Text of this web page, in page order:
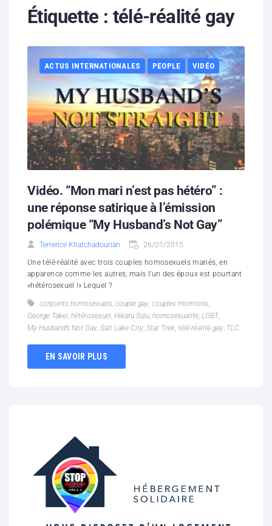
Contenus litigieux
Boutique
Contacts
Hébergement solidaire
Étiquette : télé-réalité gay
ACTUS INTERNATIONALES PEOPLE VIDÉO
Vidéo. “Mon mari n’est pas hétéro” :
une réponse satirique à l’émission
polémique “My Husband’s Not Gay”
Terrence Khatchadourian 26/01/2015
Une télé-réalité avec trois couples homosexuels mariés, en
apparence comme les autres, mais l’un des époux est pourtant
«hétérosexuel !» Lequel ?
conjoints homosexuels, couple gay, couples mormons,
George Takei, hétérosexuel, Hikaru Sulu, homosexualite, LGBT,
My Husband’s Not Gay, Salt Lake City, Star Trek, télé-réalité gay, TLC
EN SAVOIR PLUS